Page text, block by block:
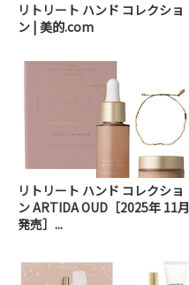
リトリート ハンド コレクショ
ン | 美的.com
リトリート ハンド コレクショ
ン ARTIDA OUD［2025年 11月
発売］...